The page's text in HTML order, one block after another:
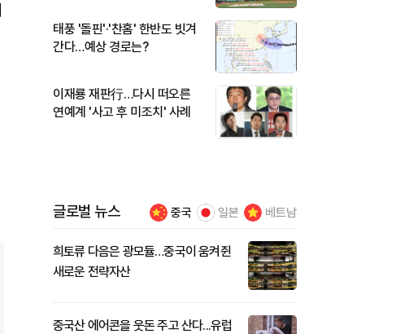
태풍 '돌핀'·'찬홈' 한반도 빗겨
간다…예상 경로는?
이재룡 재판行…다시 떠오른
연예계 '사고 후 미조치' 사례
글로벌 뉴스 중국 일본 베트남
희토류 다음은 광모듈…중국이 움켜쥔
새로운 전략자산
중국산 에어콘을 웃돈 주고 산다...유럽